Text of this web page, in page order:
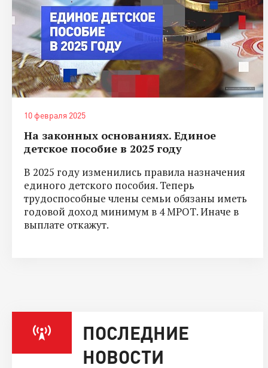
10 февраля 2025
На законных основаниях. Единое
детское пособие в 2025 году
В 2025 году изменились правила назначения
единого детского пособия. Теперь
трудоспособные члены семьи обязаны иметь
годовой доход минимум в 4 МРОТ. Иначе в
выплате откажут.
ПОСЛЕДНИЕ
НОВОСТИ